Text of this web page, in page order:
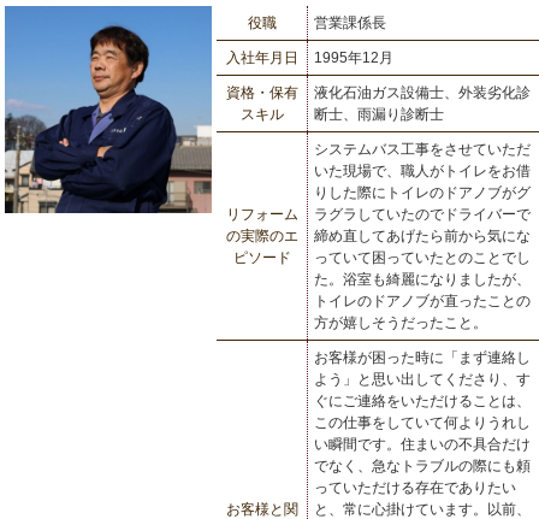
役職 営業課係長
入社年月日 1995年12月
資格・保有
スキル
液化石油ガス設備士、外装劣化診
断士、雨漏り診断士
リフォーム
の実際のエ
ピソード
システムバス工事をさせていただ
いた現場で、職人がトイレをお借
りした際にトイレのドアノブがグ
ラグラしていたのでドライバーで
締め直してあげたら前から気にな
っていて困っていたとのことでし
た。浴室も綺麗になりましたが、
トイレのドアノブが直ったことの
方が嬉しそうだったこと。
お客様と関
お客様が困った時に「まず連絡し
よう」と思い出してくださり、す
ぐにご連絡をいただけることは、
この仕事をしていて何よりうれし
い瞬間です。住まいの不具合だけ
でなく、急なトラブルの際にも頼
っていただける存在でありたい
と、常に心掛けています。以前、